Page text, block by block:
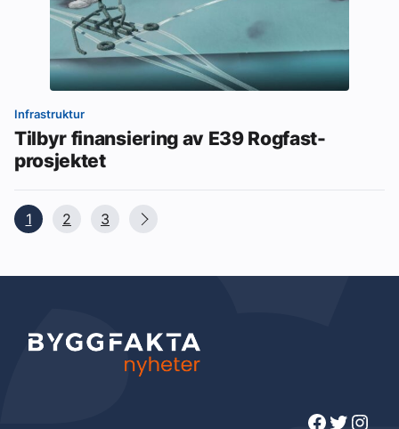
Infrastruktur
Tilbyr finansiering av E39 Rogfast-
prosjektet
1 2 3
Facebook Twitter Instagram